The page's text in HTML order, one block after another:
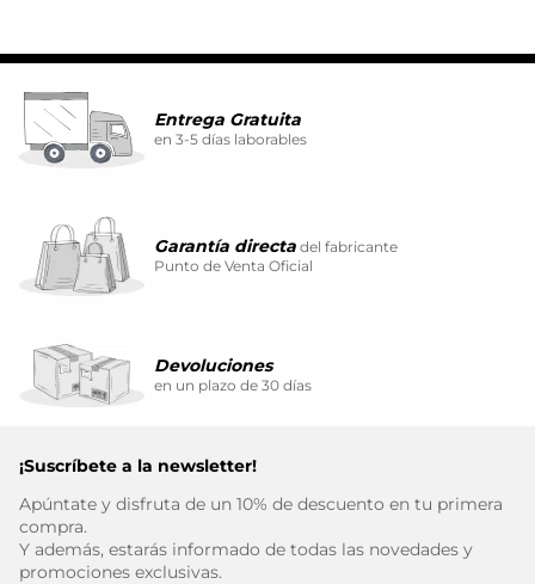
Entrega Gratuita
en 3-5 días laborables
Garantía directa del fabricante
Punto de Venta Oficial
Devoluciones
en un plazo de 30 días
¡Suscríbete a la newsletter!
Apúntate y disfruta de un 10% de descuento en tu primera
compra.
Y además, estarás informado de todas las novedades y
promociones exclusivas.